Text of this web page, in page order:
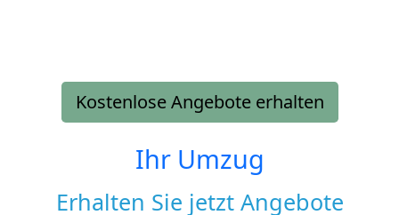
Kostenlose Angebote erhalten
Ihr Umzug
Erhalten Sie jetzt Angebote